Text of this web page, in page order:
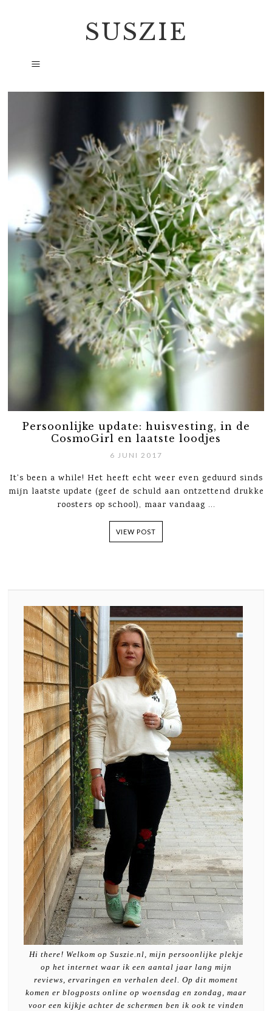
SUSZIE
Persoonlijke update: huisvesting, in de
CosmoGirl en laatste loodjes
6 JUNI 2017
It's been a while! Het heeft echt weer even geduurd sinds
mijn laatste update (geef de schuld aan ontzettend drukke
roosters op school), maar vandaag ...
VIEW POST
Hi there! Welkom op Suszie.nl, mijn persoonlijke plekje
op het internet waar ik een aantal jaar lang mijn
reviews, ervaringen en verhalen deel. Op dit moment
komen er blogposts online op woensdag en zondag, maar
voor een kijkje achter de schermen ben ik ook te vinden